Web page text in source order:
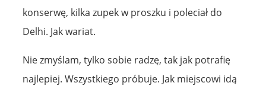
konserwę, kilka zupek w proszku i poleciał do
Delhi. Jak wariat.
Nie zmyślam, tylko sobie radzę, tak jak potrafię
najlepiej. Wszystkiego próbuje. Jak miejscowi idą